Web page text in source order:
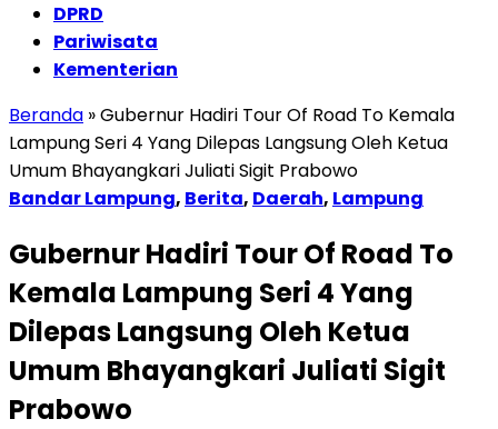
DPRD
Pariwisata
Kementerian
Beranda »Gubernur Hadiri Tour Of Road To Kemala
Lampung Seri 4 Yang Dilepas Langsung Oleh Ketua
Umum Bhayangkari Juliati Sigit Prabowo
Bandar Lampung, Berita, Daerah, Lampung
Gubernur Hadiri Tour Of Road To
Kemala Lampung Seri 4 Yang
Dilepas Langsung Oleh Ketua
Umum Bhayangkari Juliati Sigit
Prabowo